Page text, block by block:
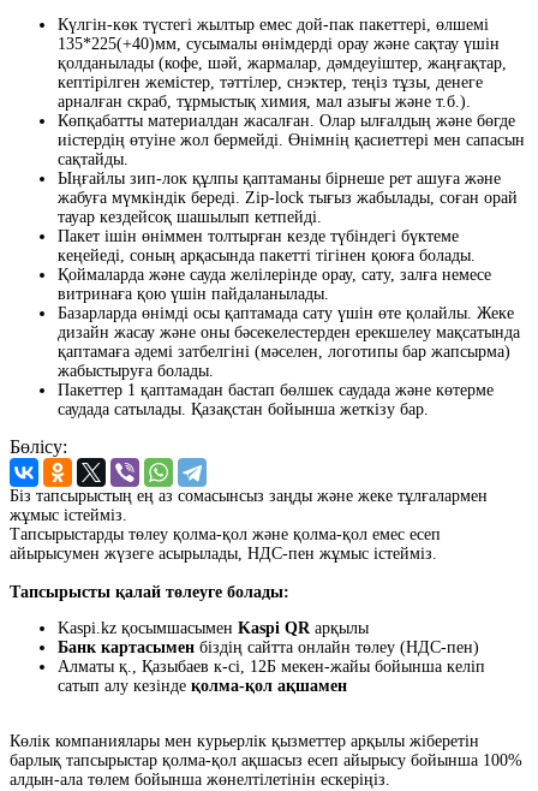
Күлгін-көк түстегі жылтыр емес дой-пак пакеттері, өлшемі
135*225(+40)мм, сусымалы өнімдерді орау және сақтау үшін
қолданылады (кофе, шәй, жармалар, дәмдеуіштер, жаңғақтар,
кептірілген жемістер, тәттілер, снэктер, теңіз тұзы, денеге
арналған скраб, тұрмыстық химия, мал азығы және т.б.).
Көпқабатты материалдан жасалған. Олар ылғалдың және бөгде
иістердің өтуіне жол бермейді. Өнімнің қасиеттері мен сапасын
сақтайды.
Ыңғайлы зип-лок құлпы қаптаманы бірнеше рет ашуға және
жабуға мүмкіндік береді. Zip-lock тығыз жабылады, соған орай
тауар кездейсоқ шашылып кетпейді.
Пакет ішін өніммен толтырған кезде түбіндегі бүктеме
кеңейеді, соның арқасында пакетті тігінен қоюға болады.
Қоймаларда және сауда желілерінде орау, сату, залға немесе
витринаға қою үшін пайдаланылады.
Базарларда өнімді осы қаптамада сату үшін өте қолайлы. Жеке
дизайн жасау және оны бәсекелестерден ерекшелеу мақсатында
қаптамаға әдемі затбелгіні (мәселен, логотипы бар жапсырма)
жабыстыруға болады.
Пакеттер 1 қаптамадан бастап бөлшек саудада және көтерме
саудада сатылады. Қазақстан бойынша жеткізу бар.
Бөлісу:
Біз тапсырыстың ең аз сомасынсыз заңды және жеке тұлғалармен
жұмыс істейміз.
Тапсырыстарды төлеу қолма-қол және қолма-қол емес есеп
айырысумен жүзеге асырылады, НДС-пен жұмыс істейміз.
Тапсырысты қалай төлеуге болады:
Kaspi.kz қосымшасымен Kaspi QRарқылы
Банк картасымен біздің сайтта онлайн төлеу (НДС-пен)
Алматы қ., Қазыбаев к-сі, 12Б мекен-жайы бойынша келіп
сатып алу кезінде қолма-қол ақшамен
Көлік компаниялары мен курьерлік қызметтер арқылы жіберетін
барлық тапсырыстар қолма-қол ақшасыз есеп айырысу бойынша 100%
алдын-ала төлем бойынша жөнелтілетінін ескеріңіз.